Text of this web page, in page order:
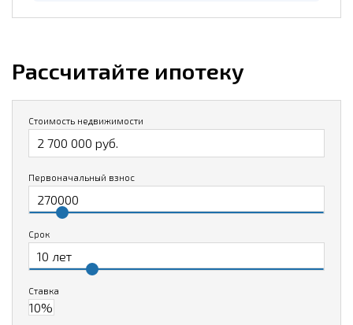
Рассчитайте ипотеку
Стоимость недвижимости
Первоначальный взнос
Срок
Ставка